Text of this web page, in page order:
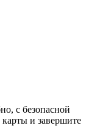
с безопасной
и завершите